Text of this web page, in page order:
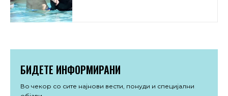
БИДЕТЕ ИНФОРМИРАНИ
Во чекор со сите најнови вести, понуди и специјални